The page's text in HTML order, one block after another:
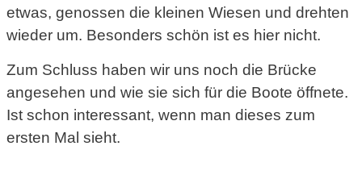
etwas, genossen die kleinen Wiesen und drehten
wieder um. Besonders schön ist es hier nicht.
Zum Schluss haben wir uns noch die Brücke
angesehen und wie sie sich für die Boote öffnete.
Ist schon interessant, wenn man dieses zum
ersten Mal sieht.